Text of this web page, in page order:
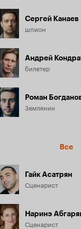
Сергей Канаев
шпион
Андрей
билетер
Роман
Землянин
Все
Гайк Асатрян
Сценарист
Наринэ
Сценарист